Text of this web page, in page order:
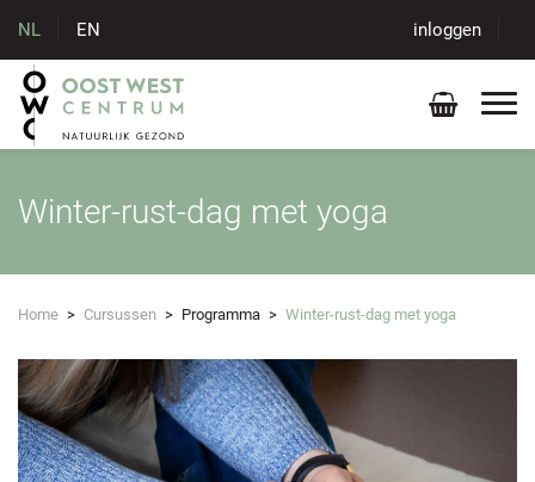
NL EN inloggen
Winter-rust-dag met yoga
Home > Cursussen > Programma > Winter-rust-dag met yoga